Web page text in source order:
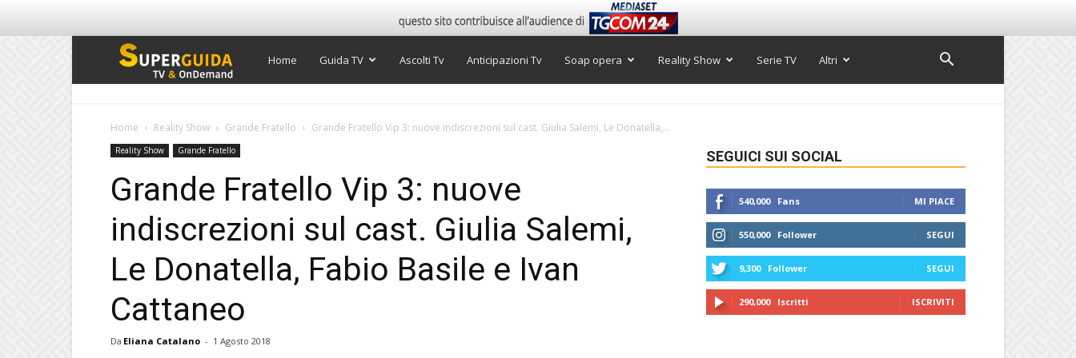
Super
Home Guida TV Ascolti Tv Anticipazioni Tv Soap opera Reality Show Serie TV Altri
Home Reality Show Grande Fratello Grande Fratello Vip 3: nuove indiscrezioni sul cast. Giulia Salemi, Le Donatella,...
Reality Show Grande Fratello
Grande Fratello Vip 3: nuove
indiscrezioni sul cast. Giulia Salemi,
Le Donatella, Fabio Basile e Ivan
Cattaneo
Da Eliana Catalano - 1 Agosto 2018
SEGUICI SUI SOCIAL
540,000 Fans MI PIACE
550,000 Follower SEGUI
9,300 Follower SEGUI
290,000 Iscritti ISCRIVITI